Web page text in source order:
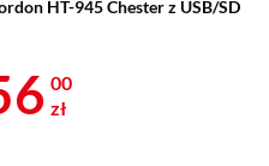
HT-945 Chester z USB/SD
656 zł
00
zł